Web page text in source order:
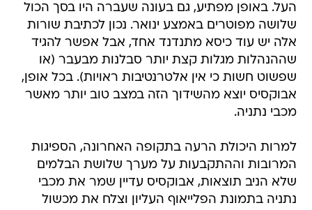
העל. באופן מפתיע, גם בעונה שעברה היו בסך הכול
שלושה מפוטרים באמצע ינואר. נכון לכתיבת שורות
אלה יש עוד כיסא מתנדנד אחד, אבל אפשר להגיד
שההנהלות מגלות קצת יותר סבלנות מבעבר (או
שפשוט חשות כי אין אלטרנטיבות ראויות). בכל אופן,
אבוקסיס יוצא מהשידוך הזה במצב טוב יותר מאשר
מכבי נתניה.
למרות היכולת הרעה בתקופה האחרונה, הספיגות
המרובות וההתקבעות על מערך שלושת הבלמים
שלא הניב תוצאות, אבוקסיס עדיין שמר את מכבי
נתניה בתמונת הפלייאוף העליון וצלח את מכשול